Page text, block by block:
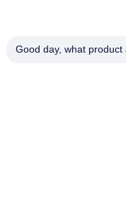
6082, 6061 मोटरसाइकिल
Good day, what